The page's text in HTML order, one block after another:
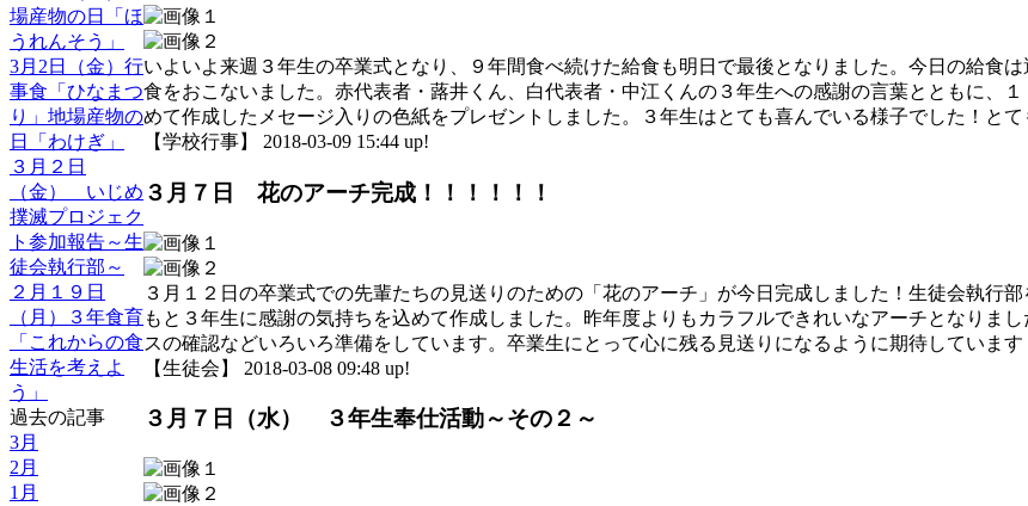
場産物の日「ほ
うれんそう」
3月2日（金）行
事食「ひなまつ
り」地場産物の
日「わけぎ」
３月２日
（金） いじめ
撲滅プロジェク
ト参加報告～生
徒会執行部～
２月１９日
（月）３年食育
「これからの食
生活を考えよ
う」
過去の記事
3月
2月
1月
いよいよ来週３年生の卒業式となり、９年間食べ続けた給食も明日で最後となりました。今日の給食
食をおこないました。赤代表者・蕗井くん、白代表者・中江くんの３年生への感謝の言葉とともに、
めて作成したメセージ入りの色紙をプレゼントしました。３年生はとても喜んでいる様子でした！とて
【学校行事】 2018-03-09 15:44 up!
３月７日 花のアーチ完成！！！！！！
３月１２日の卒業式での先輩たちの見送りのための「花のアーチ」が今日完成しました！生徒会執行
もと３年生に感謝の気持ちを込めて作成しました。昨年度よりもカラフルできれいなアーチとなりま
スの確認などいろいろ準備をしています。卒業生にとって心に残る見送りになるように期待しています
【生徒会】 2018-03-08 09:48 up!
３月７日（水） ３年生奉仕活動～その２～